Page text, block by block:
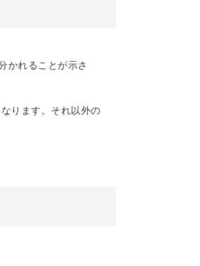
かれることが示さ
ります。それ以外の